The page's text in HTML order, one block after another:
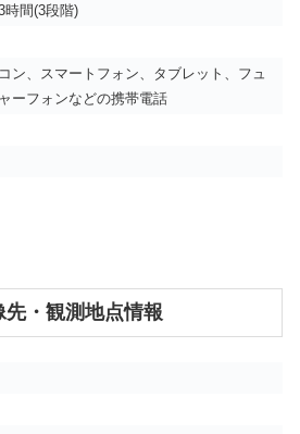
時間(3段階)
ン、スマートフォン、タブレット、フュ
ーフォンなどの携帯電話
・観測地点情報